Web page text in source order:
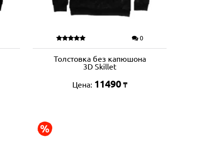
0
Толстовка без капюшона
3D Skillet
Цена: 11490 ₸